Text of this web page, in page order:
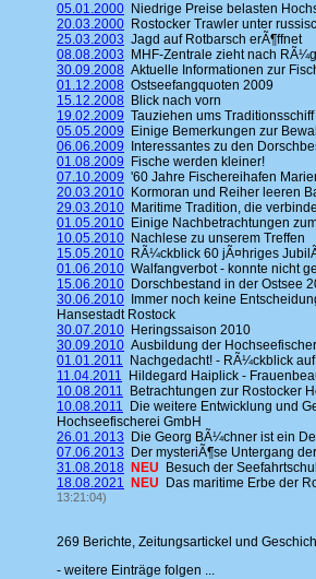
05.01.2000 Niedrige Preise belasten
20.03.2000 Rostocker Trawler unter
25.03.2003 Jagd auf Rotbarsch erÃ¶ffnet
08.08.2003 MHF-Zentrale zieht nach
30.09.2008 Aktuelle Informationen zur
01.12.2008 Ostseefangquoten 2009
15.12.2008 Blick nach vorn
19.02.2009 Tauziehen ums Traditionsschiff
05.05.2009 Einige Bemerkungen zur
06.06.2009 Interessantes zu den
01.08.2009 Fische werden kleiner!
07.10.2009 '60 Jahre Fischereihafen
20.03.2010 Kormoran und Reiher leeren
29.03.2010 Maritime Tradition, die
01.05.2010 Einige Nachbetrachtungen
10.05.2010 Nachlese zu unserem Treffen
15.05.2010 RÃ¼ckblick 60 jÃ¤hriges
01.06.2010 Walfangverbot - konnte nicht
15.06.2010 Dorschbestand in der Ostsee
30.06.2010 Immer noch keine
Hansestadt Rostock
30.07.2010 Heringssaison 2010
30.09.2010 Ausbildung der
01.01.2011 Nachgedacht! - RÃ¼ckblick
11.04.2011 Hildegard Haiplick -
10.08.2011 Betrachtungen zur Rostocker
10.08.2011 Die weitere Entwicklung und
Hochseefischerei GmbH
26.01.2013 Die Georg BÃ¼chner ist ein
07.06.2013 Der mysteriÃ¶se Untergang
31.08.2018 NEU Besuch der
18.08.2021
NEU Das maritime Erbe der
13:21:04)
269 Berichte, Zeitungsartickel und
- weitere Einträge folgen ...